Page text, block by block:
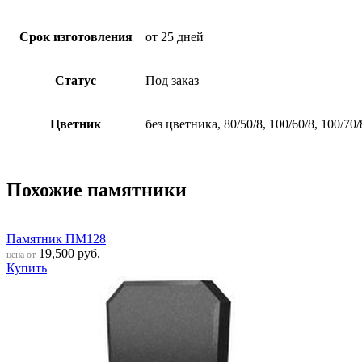
Срок изготовления от 25 дней
Статус Под заказ
Цветник без цветника, 80/50/8, 100/60/8, 100/70/
Похожие памятники
Памятник ПМ128
цена от 19,500 руб.
Купить